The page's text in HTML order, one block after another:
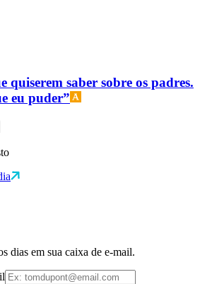
quiserem saber sobre os padres.
eu puder”
dias em sua caixa de e-mail.